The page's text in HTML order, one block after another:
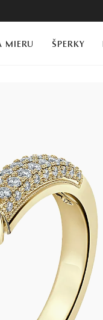
MIERU ŠPERKY